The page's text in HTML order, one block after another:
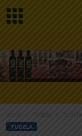
Inicio Tudela
TUDELA